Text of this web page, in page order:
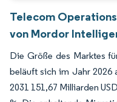
Telecom
von Mordor
Die Größe des Marktes
beläuft sich im Jahr 2026
2031 151,67 Milliarden